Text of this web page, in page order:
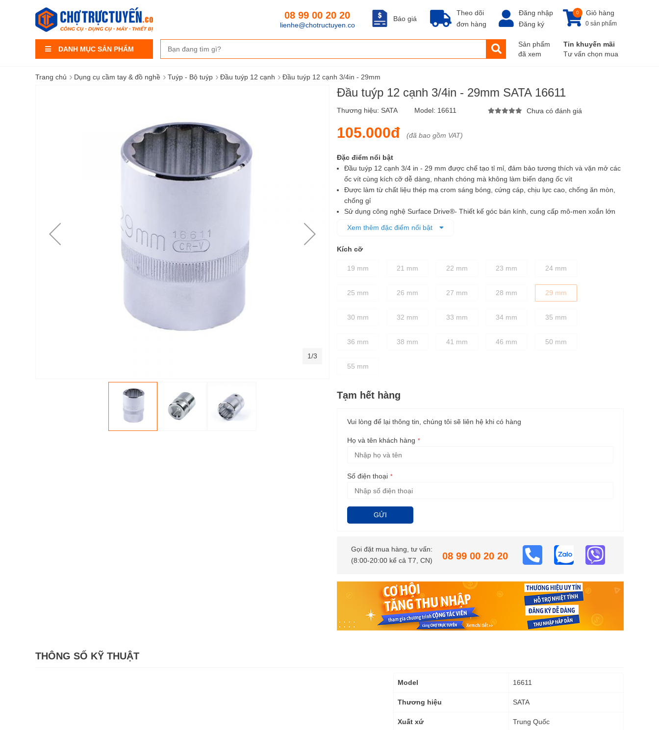
DANH MỤC SẢN PHẨM
Theo dõi
đơn hàng
Báo giá
08 99 00 20 20
lienhe@chotructuyen.co
Đăng nhập
Đăng ký
Giỏ hàng
0
0 sản phẩm
Sản phẩm
đã xem
Tin khuyến mãi
Tư vấn chọn mua
Trang chủ › Dụng cụ cầm tay & đồ nghề › Tuýp - Bộ tuýp › Đầu tuýp 12 cạnh › Đầu tuýp 12 cạnh 3/4in - 29mm
Đầu tuýp 12 cạnh 3/4in - 29mm SATA 16611
Thương hiệu: SATA Model: 16611 Chưa có đánh giá
105.000đ (đã bao gồm VAT)
Đặc điểm nổi bật
Đầu tuýp 12 cạnh 3/4 in - 29 mm được chế tạo tỉ mỉ, đảm bảo tương thích và vặn mở các
ốc vít cùng kích cỡ dễ dàng, nhanh chóng mà không làm biến dạng ốc vít
Được làm từ chất liệu thép mạ crom sáng bóng, cứng cáp, chịu lực cao, chống ăn mòn,
chống gỉ
Sử dụng công nghệ Surface Drive®- Thiết kế góc bán kính, cung cấp mô-men xoắn lớn
Đầu tuýp đều được xử lý nhiệt cho sự cân bằng tốt nhất giữa độ bền và độ cứng chắc
Xem thêm đặc điểm nổi bật
Kích cỡ
19 mm 21 mm 22 mm 23 mm 24 mm
25 mm 26 mm 27 mm 28 mm 29 mm
30 mm 32 mm 33 mm 34 mm 35 mm
36 mm 38 mm 41 mm 46 mm 50 mm
55 mm
Tạm hết hàng
Vui lòng để lại thông tin, chúng tôi sẽ liên hệ khi có hàng
Họ và tên khách hàng
Số điện thoại
GỬI
Gọi đặt mua hàng, tư vấn:
(8:00-20:00 kể cả T7, CN)
08 99 00 20 20
1/3
THÔNG SỐ KỸ THUẬT
Thông
kỹ
Model 16611
Thương hiệu SATA
Xuất xứ Trung Quốc